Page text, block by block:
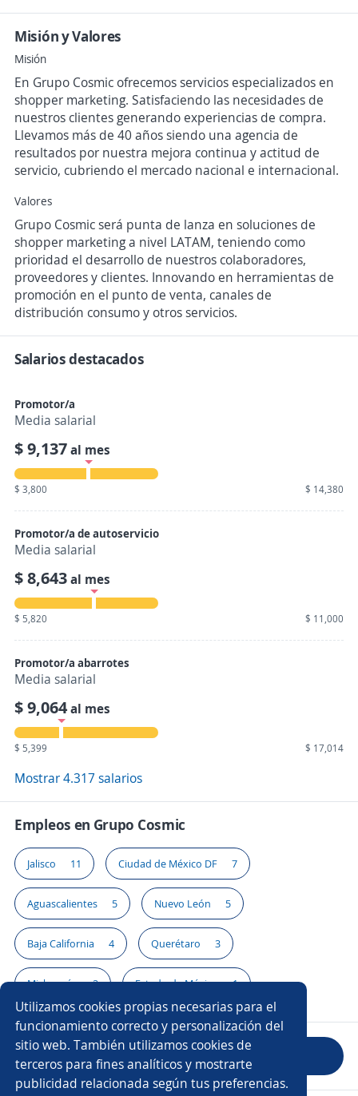
Utilizamos cookies propias necesarias para el
funcionamiento correcto y personalización del
sitio web. También utilizamos cookies de
terceros para fines analíticos y mostrarte
publicidad relacionada según tus preferencias.
Misión y Valores
Misión
En Grupo Cosmic ofrecemos servicios especializados en
shopper marketing. Satisfaciendo las necesidades de
nuestros clientes generando experiencias de compra.
Llevamos más de 40 años siendo una agencia de
resultados por nuestra mejora continua y actitud de
servicio, cubriendo el mercado nacional e internacional.
Valores
Grupo Cosmic será punta de lanza en soluciones de
shopper marketing a nivel LATAM, teniendo como
prioridad el desarrollo de nuestros colaboradores,
proveedores y clientes. Innovando en herramientas de
promoción en el punto de venta, canales de
distribución consumo y otros servicios.
Salarios destacados
Promotor/a
Media salarial
$ 9,137al mes
$ 3,800 $ 14,380
Promotor/a de autoservicio
Media salarial
$ 8,643al mes
$ 5,820 $ 11,000
Promotor/a abarrotes
Media salarial
$ 9,064al mes
$ 5,399 $ 17,014
Mostrar 4.317 salarios
Empleos en Grupo Cosmic
Jalisco 11 Ciudad de México DF 7
Aguascalientes 5 Nuevo León 5
Baja California 4 Querétaro 3
Michoacán 2 Estado de México 1
Evaluar empresa